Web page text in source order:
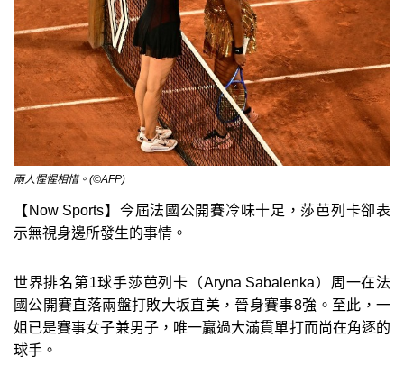
兩人惺惺相惜。(©AFP)
【Now Sports】今屆法國公開賽冷味十足，莎芭列卡卻表
示無視身邊所發生的事情。
世界排名第1球手莎芭列卡（Aryna Sabalenka）周一在法
國公開賽直落兩盤打敗大坂直美，晉身賽事8強。至此，一
姐已是賽事女子兼男子，唯一贏過大滿貫單打而尚在角逐的
球手。